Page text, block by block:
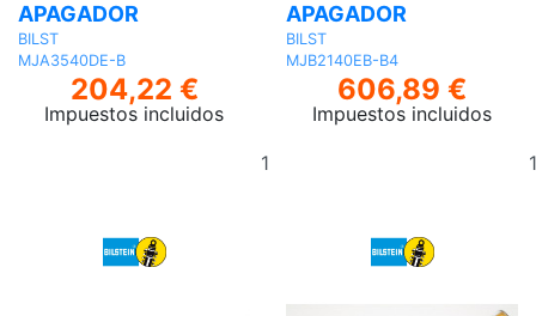
APAGADOR
BILST
MJA3540DE-B
204,22 €
Impuestos incluidos
APAGADOR
BILST
MJB2140EB-B4
606,89 €
Impuestos incluidos